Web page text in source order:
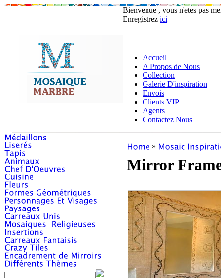
Bienvenue , vous n'etes pas
Enregistrez ici
Accueil
A Propos de Nous
Collection
Galerie D'inspiration
Envois
Clients VIP
Agents
Contactez Nous
»
Mirror